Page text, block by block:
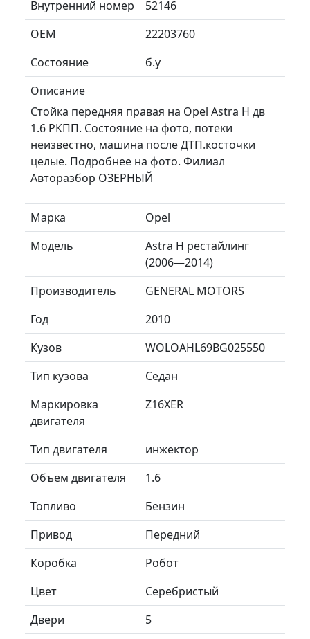
Внутренний номер
52146
ОЕМ
22203760
Состояние
б.у
Описание
Стойка передняя правая на Opel Astra H дв
1.6 РКПП. Состояние на фото, потеки
неизвестно, машина после ДТП.косточки
целые. Подробнее на фото. Филиал
Авторазбор ОЗЕРНЫЙ
Марка
Opel
Модель
Astra H рестайлинг
(2006—2014)
Производитель
GENERAL MOTORS
Год
2010
Кузов
WOLOAHL69BG025550
Тип кузова
Седан
Маркировка
двигателя
Z16XER
Тип двигателя
инжектор
Объем двигателя
1.6
Топливо
Бензин
Привод
Передний
Коробка
Робот
Цвет
Серебристый
Двери
5